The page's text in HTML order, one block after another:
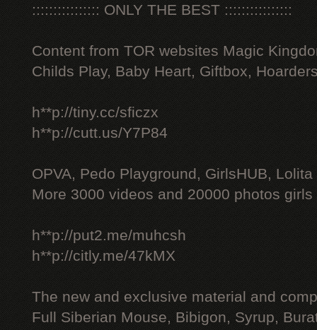
:::::::::::::::: ONLY THE BEST ::::::::::::::::
Content from TOR websites Magic
Childs Play, Baby Heart, Giftbox,
h**p://tiny.cc/sficzx
h**p://cutt.us/Y7P84
OPVA, Pedo Playground, GirlsHUB, Lolita
More 3000 videos and 20000 photos
h**p://put2.me/muhcsh
h**p://citly.me/47kMX
The new and exclusive material and
Full Siberian Mouse, Bibigon, Syrup,